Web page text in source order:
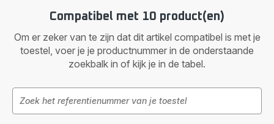
Compatibel met 10 product(en)
Om er zeker van te zijn dat dit artikel compatibel is met je
toestel, voer je je productnummer in de onderstaande
zoekbalk in of kijk je in de tabel.